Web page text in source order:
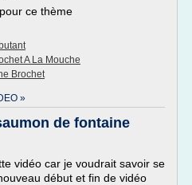
ce thème
A La Mouche
Brochet
»
de fontaine
vidéo car je voudrait savoir se
début et fin de vidéo